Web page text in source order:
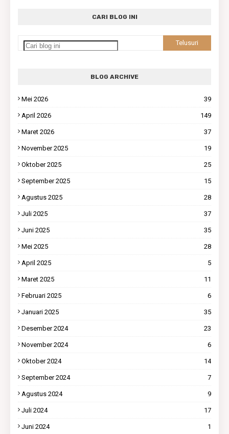
CARI BLOG INI
BLOG ARCHIVE
Mei 2026 39
April 2026 149
Maret 2026 37
November 2025 19
Oktober 2025 25
September 2025 15
Agustus 2025 28
Juli 2025 37
Juni 2025 35
Mei 2025 28
April 2025 5
Maret 2025 11
Februari 2025 6
Januari 2025 35
Desember 2024 23
November 2024 6
Oktober 2024 14
September 2024 7
Agustus 2024 9
Juli 2024 17
Juni 2024 1